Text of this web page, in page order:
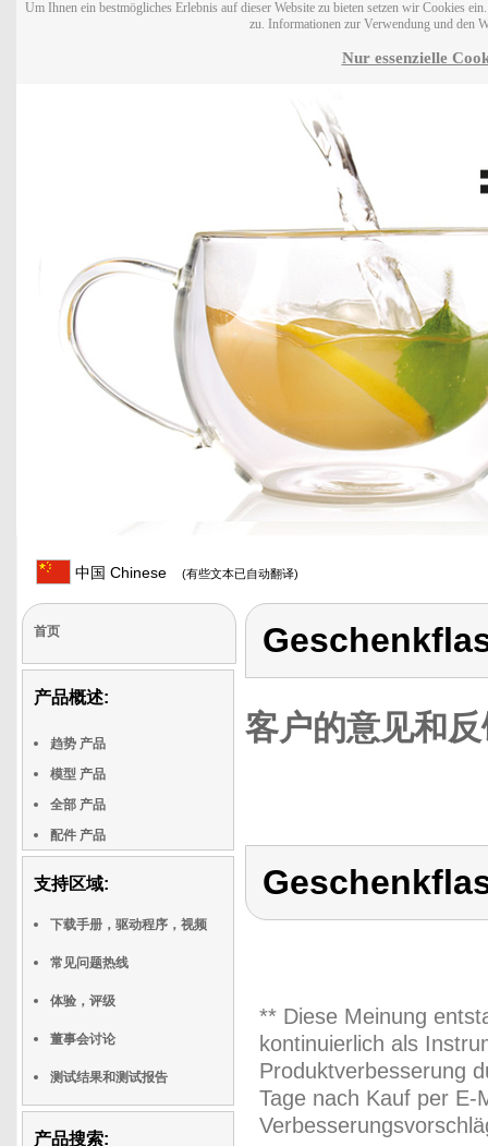
Um Ihnen ein bestmögliches Erlebnis auf dieser Website zu bieten setzen wir Cookies
zu. Informationen zur Verwendung und den
Nur essenzielle
中国 Chinese (有些文本已自动翻译)
首页
产品概述:
趋势 产品
模型 产品
全部 产品
配件 产品
支持区域:
下载手册，驱动程序，视频
常见问题热线
体验，评级
董事会讨论
测试结果和测试报告
产品搜索:
客户的意见和
** Diese Meinung
kontinuierlich als
Produktverbesserung
Tage nach Kauf per E-